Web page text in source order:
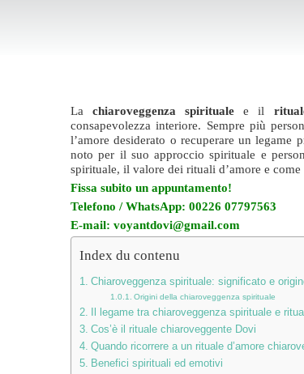
Lachiaroveggenza spirituale e il
consapevolezza interiore. Sempre più
l’amore desiderato o recuperare un
noto per il suo approccio spirituale e
spirituale, il valore dei rituali d’amore e
Fissa subito un appuntamento!
Telefono / WhatsApp: 00226 07797563
E-mail: voyantdovi@gmail.com
Index du contenu
Chiaroveggenza spirituale: significato e
Origini della chiaroveggenza spirituale
Il legame tra chiaroveggenza spirituale e
Cos’è il rituale chiaroveggente Dovi
Quando ricorrere a un rituale d’amore
Benefici spirituali ed emotivi